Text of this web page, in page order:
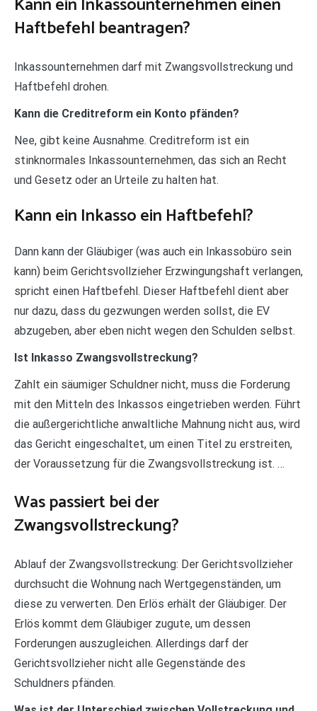
Haftbefehl beantragen?
Inkassounternehmen darf mit Zwangsvollstreckung und
Haftbefehl drohen.
Kann die Creditreform ein Konto pfänden?
Nee, gibt keine Ausnahme. Creditreform ist ein
stinknormales Inkassounternehmen, das sich an Recht
und Gesetz oder an Urteile zu halten hat.
Kann ein Inkasso ein Haftbefehl?
Dann kann der Gläubiger (was auch ein Inkassobüro sein
kann) beim Gerichtsvollzieher Erzwingungshaft verlangen,
spricht einen Haftbefehl. Dieser Haftbefehl dient aber
nur dazu, dass du gezwungen werden sollst, die EV
abzugeben, aber eben nicht wegen den Schulden selbst.
Ist Inkasso Zwangsvollstreckung?
Zahlt ein säumiger Schuldner nicht, muss die Forderung
mit den Mitteln des Inkassos eingetrieben werden. Führt
die außergerichtliche anwaltliche Mahnung nicht aus, wird
das Gericht eingeschaltet, um einen Titel zu erstreiten,
der Voraussetzung für die Zwangsvollstreckung ist. …
Was passiert bei der
Zwangsvollstreckung?
Ablauf der Zwangsvollstreckung: Der Gerichtsvollzieher
durchsucht die Wohnung nach Wertgegenständen, um
diese zu verwerten. Den Erlös erhält der Gläubiger. Der
Erlös kommt dem Gläubiger zugute, um dessen
Forderungen auszugleichen. Allerdings darf der
Gerichtsvollzieher nicht alle Gegenstände des
Schuldners pfänden.